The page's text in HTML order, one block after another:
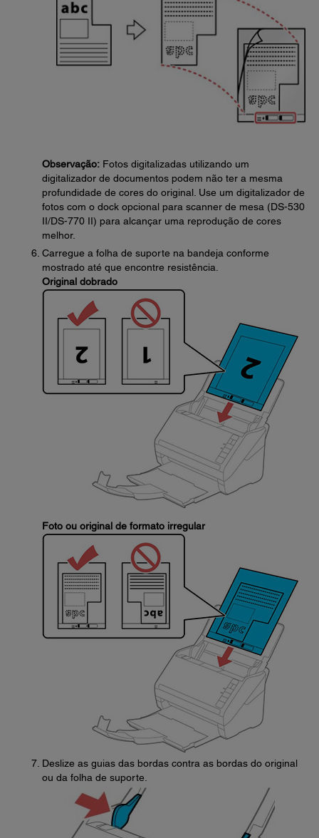
Observação: Fotos digitalizadas utilizando um
digitalizador de documentos podem não ter a mesma
profundidade de cores do original. Use um digitalizador de
fotos com o dock opcional para scanner de mesa (DS-530
II/DS-770 II) para alcançar uma reprodução de cores
melhor.
Carregue a folha de suporte na bandeja conforme
mostrado até que encontre resistência.
Original dobrado
Foto ou original de formato irregular
Deslize as guias das bordas contra as bordas do original
ou da folha de suporte.